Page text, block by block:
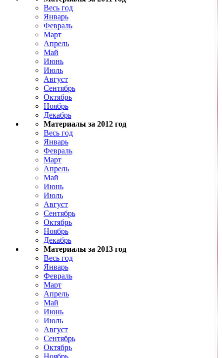
Весь год
Январь
Февраль
Март
Апрель
Май
Июнь
Июль
Август
Сентябрь
Октябрь
Ноябрь
Декабрь
Материалы за 2012 год
Весь год
Январь
Февраль
Март
Апрель
Май
Июнь
Июль
Август
Сентябрь
Октябрь
Ноябрь
Декабрь
Материалы за 2013 год
Весь год
Январь
Февраль
Март
Апрель
Май
Июнь
Июль
Август
Сентябрь
Октябрь
Ноябрь